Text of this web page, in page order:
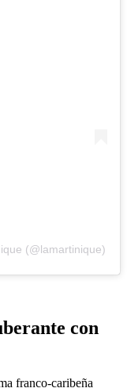
(@lamartinique)
con